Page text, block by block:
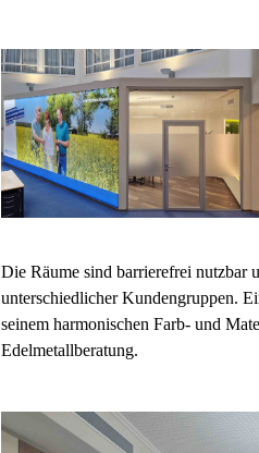
Die Räume sind barrierefrei nutzbar
unterschiedlicher Kundengruppen.
seinem harmonischen Farb- und
Edelmetallberatung.